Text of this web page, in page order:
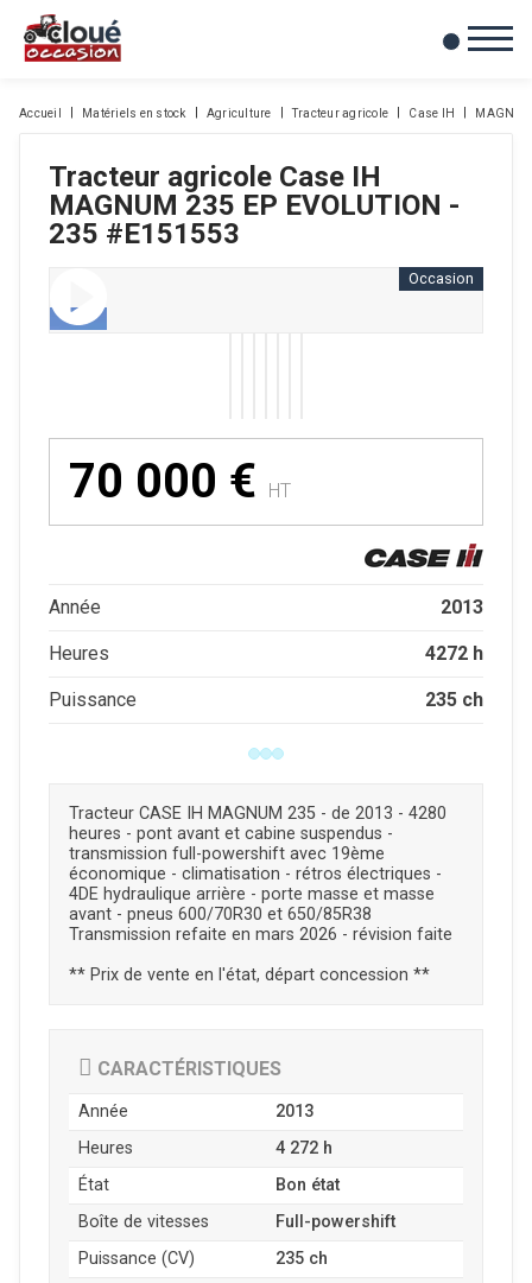
Mes favoris
0
Accueil Matériels en stock Agriculture Tracteur agricole Case IH
Tracteur agricole Case IH
MAGNUM 235 EP EVOLUTION -
235 #E151553
Occasion
Tracteur CASE IH MAGNUM 235 - de 2013 - 4280
heures - pont avant et cabine suspendus -
transmission full-powershift avec 19ème
économique - climatisation - rétros électriques -
4DE hydraulique arrière - porte masse et masse
avant - pneus 600/70R30 et 650/85R38
Transmission refaite en mars 2026 - révision faite
** Prix de vente en l'état, départ concession **
CARACTÉRISTIQUES
Année
2013
Heures
4 272 h
État
Bon état
Boîte de vitesses
Full-powershift
Puissance (CV)
235 ch
70 000 € HT
Année 2013
Heures 4272 h
Puissance 235 ch